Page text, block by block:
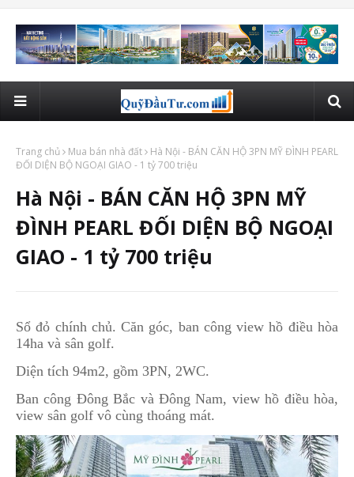
Trang chủ Mua bán nhà đất
Hà Nội - BÁN CĂN HỘ 3PN MỸ ĐÌNH PEARL
ĐỐI DIỆN BỘ NGOẠI GIAO - 1 tỷ 700 triệu
Hà Nội - BÁN CĂN HỘ 3PN MỸ
ĐÌNH PEARL ĐỐI DIỆN BỘ NGOẠI
GIAO - 1 tỷ 700 triệu
Sổ đỏ chính chủ. Căn góc, ban công view hồ điều hòa
14ha và sân golf.
Diện tích 94m2, gồm 3PN, 2WC.
Ban công Đông Bắc và Đông Nam, view hồ điều hòa,
view sân golf vô cùng thoáng mát.